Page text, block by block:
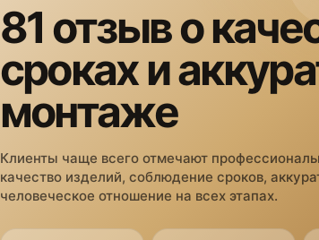
81 отзыв о
сроках и
монтаже
Клиенты чаще всего отмечают
качество изделий, соблюдение сроков,
человеческое отношение на всех этапах.